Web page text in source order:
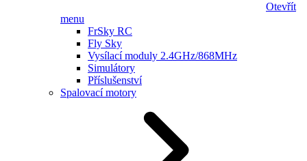
Otevřít
menu
FrSky RC
Fly Sky
Vysílací moduly 2.4GHz/868MHz
Simulátory
Příslušenství
Spalovací motory